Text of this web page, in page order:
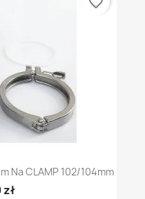
Na CLAMP 102/104mm
zł